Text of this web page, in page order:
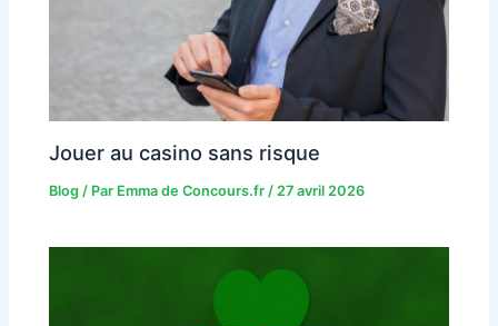
Jouer au casino sans risque
Blog / Par Emma de Concours.fr/27 avril 2026